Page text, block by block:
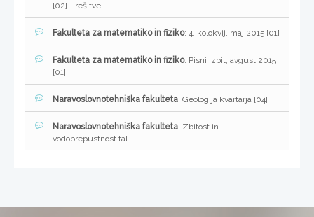
[02] - rešitve
Fakulteta za matematiko in fiziko: 4. kolokvij, maj 2015 [01]
Fakulteta za matematiko in fiziko: Pisni izpit, avgust 2015
[01]
Naravoslovnotehniška fakulteta: Geologija kvartarja [04]
Naravoslovnotehniška fakulteta: Zbitost in
vodoprepustnost tal